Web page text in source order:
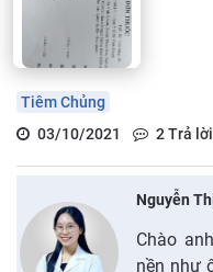
Tiêm Chủng
03/10/2021
2Trả lời
Nguyễn
Chào
nền như